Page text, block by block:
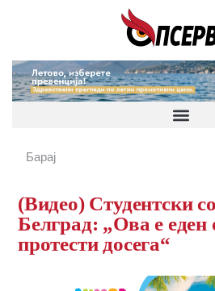
(Видео) Студентски
Белград: „Ова е еден
протести досега“